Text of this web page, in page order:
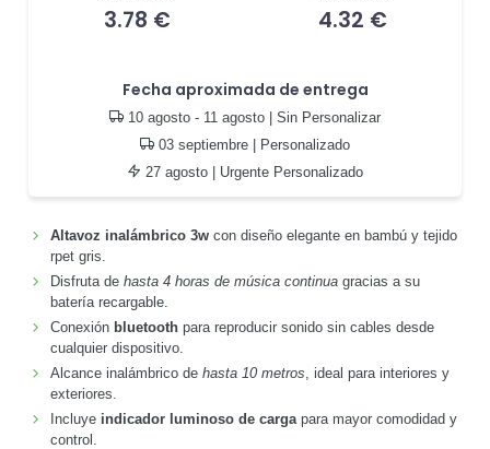
3.78 € 4.32 €
Fecha aproximada de entrega
10 agosto - 11 agosto | Sin Personalizar
03 septiembre | Personalizado
27 agosto | Urgente Personalizado
Altavoz inalámbrico 3wcon diseño elegante en bambú y tejido
rpet gris.
Disfruta de hasta 4 horas de música continuagracias a su
batería recargable.
Conexión bluetoothpara reproducir sonido sin cables desde
cualquier dispositivo.
Alcance inalámbrico de hasta 10 metros , ideal para interiores y
exteriores.
Incluye indicador luminoso de cargapara mayor comodidad y
control.